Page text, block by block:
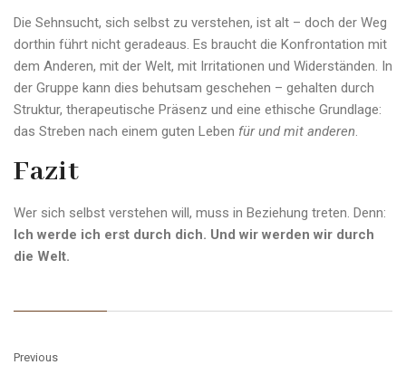
Die Sehnsucht, sich selbst zu verstehen, ist alt – doch der Weg
dorthin führt nicht geradeaus. Es braucht die Konfrontation mit
dem Anderen, mit der Welt, mit Irritationen und Widerständen. In
der Gruppe kann dies behutsam geschehen – gehalten durch
Struktur, therapeutische Präsenz und eine ethische Grundlage:
das Streben nach einem guten Leben für und mit anderen.
Fazit
Wer sich selbst verstehen will, muss in Beziehung treten. Denn:
Ich werde ich erst durch dich. Und wir werden wir durch
die Welt.
Previous